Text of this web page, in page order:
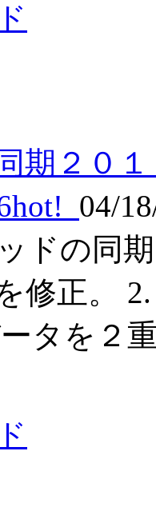
期２０
hot! 04/
ドの同
修正。
タを２